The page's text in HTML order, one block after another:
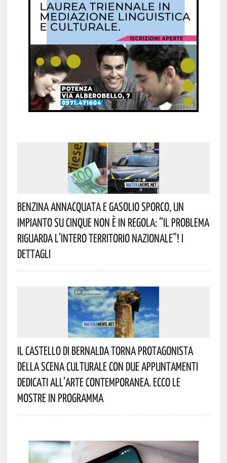
Benzina Annacquata E Gasolio Sporco, Un
Impianto Su Cinque Non È In Regola: “il Problema
Riguarda L’intero Territorio Nazionale”! I
Dettagli
Il Castello Di Bernalda Torna Protagonista
Della Scena Culturale Con Due Appuntamenti
Dedicati All’arte Contemporanea. Ecco Le
Mostre In Programma